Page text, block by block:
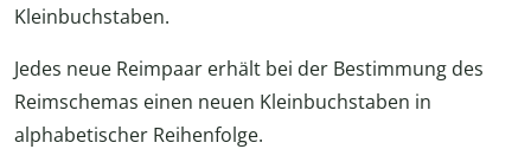
Kleinbuchstaben.
Jedes neue Reimpaar erhält bei der Bestimmung des
Reimschemas einen neuen Kleinbuchstaben in
alphabetischer Reihenfolge.